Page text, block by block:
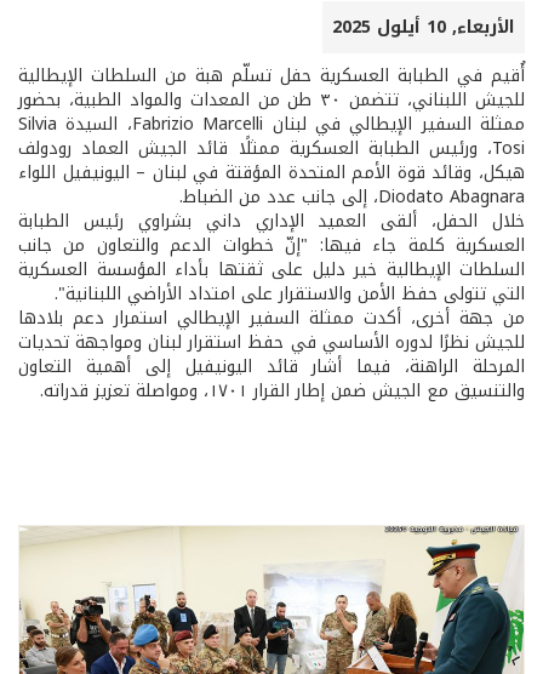
الأربعاء, 10 أيلول 2025
أُقيم في الطبابة العسكرية حفل تسلّم هبة من السلطات الإيطالية
للجيش اللبناني، تتضمن ٣٠ طن من المعدات والمواد الطبية، بحضور
ممثلة السفير الإيطالي في لبنان Fabrizio Marcelli، السيدة Silvia
Tosi، ورئيس الطبابة العسكرية ممثلًا قائد الجيش العماد رودولف
هيكل، وقائد قوة الأمم المتحدة المؤقتة في لبنان – اليونيفيل اللواء
Diodato Abagnara، إلى جانب عدد من الضباط.
خلال الحفل، ألقى العميد الإداري داني بشراوي رئيس الطبابة
العسكرية كلمة جاء فيها: "إنّ خطوات الدعم والتعاون من جانب
السلطات الإيطالية خير دليل على ثقتها بأداء المؤسسة العسكرية
التي تتولى حفظ الأمن والاستقرار على امتداد الأراضي اللبنانية".
من جهة أخرى، أكدت ممثلة السفير الإيطالي استمرار دعم بلادها
للجيش نظرًا لدوره الأساسي في حفظ استقرار لبنان ومواجهة تحديات
المرحلة الراهنة، فيما أشار قائد اليونيفيل إلى أهمية التعاون
والتنسيق مع الجيش ضمن إطار القرار ١٧٠١، ومواصلة تعزيز قدراته.